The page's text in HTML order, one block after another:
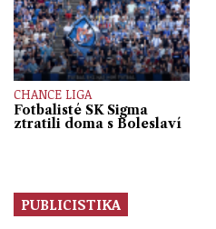
CHANCE LIGA
Fotbalisté SK Sigma
ztratili doma s Boleslaví
PUBLICISTIKA